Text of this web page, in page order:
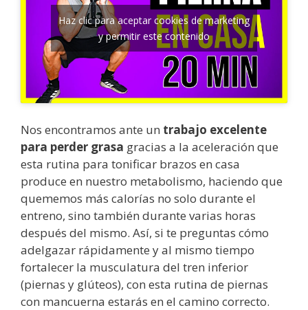
Haz clic para aceptar cookies de marketing
y permitir este contenido
Nos encontramos ante un trabajo excelente
para perder grasa gracias a la aceleración que
esta rutina para tonificar brazos en casa
produce en nuestro metabolismo, haciendo que
quememos más calorías no solo durante el
entreno, sino también durante varias horas
después del mismo. Así, si te preguntas cómo
adelgazar rápidamente y al mismo tiempo
fortalecer la musculatura del tren inferior
(piernas y glúteos), con esta rutina de piernas
con mancuerna estarás en el camino correcto.